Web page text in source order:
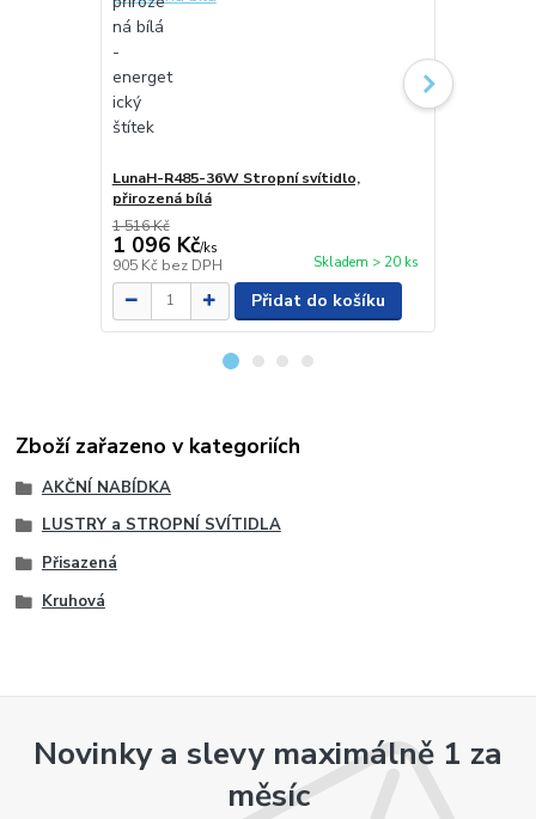
LunaH-R485-36W Stropní svítidlo,
přirozená bílá
1 516 Kč
1 096 Kč/ks
905 Kč bez DPH Skladem > 20 ks
Přidat do košíku
Zboží zařazeno v kategoriích
AKČNÍ NABÍDKA
LUSTRY a STROPNÍ SVÍTIDLA
Přisazená
Kruhová
Novinky a slevy maximálně 1 za
měsíc